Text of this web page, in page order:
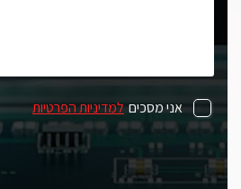
אני מסכים למדיניות הפרטיות